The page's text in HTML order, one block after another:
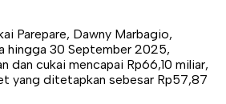
Parepare, Dawny Marbagio,
hingga 30 September 2025,
dan cukai mencapai Rp66,10 miliar,
yang ditetapkan sebesar Rp57,87